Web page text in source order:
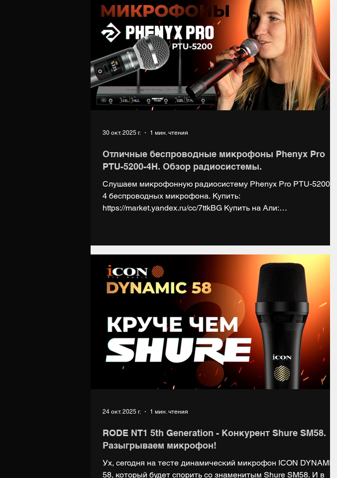
Отличные беспроводные микрофоны Phenyx Pro
PTU-5200-4H. Обзор радиосистемы.
Слушаем микрофонную радиосистему Phenyx Pro PTU-5200 на
4 беспроводных микрофона. Купить:
https://market.yandex.ru/cc/7ttkBG Купить на Али:
https://t.me/digiupnet Поддержать нас на Boosty:
https://boosty.to/digiup За вокальные тесты отдельное спасибо:
Ольге (группа TANATA): ВК: https://vk.com/tanatagroup Яндекс
Музыка: https://music.yandex.ru/artist/6683198 TANATA
30 окт. 2025 г. 1 мин. чтения
RODE NT1 5th Generation - Конкурент Shure SM58.
Разыгрываем микрофон!
Ух, сегодня на тесте динамический микрофон ICON DYNAMIC
58, который будет спорить со знаменитым Shure SM58. И в
24 окт. 2025 г. 1 мин. чтения